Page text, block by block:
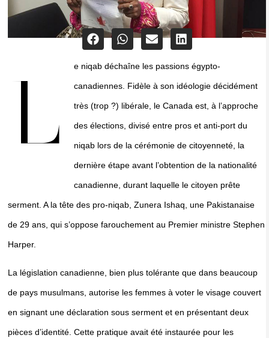
L e niqab déchaîne les passions égypto-
canadiennes. Fidèle à son idéologie décidément
très (trop ?) libérale, le Canada est, à l’approche
des élections, divisé entre pros et anti-port du
niqab lors de la cérémonie de citoyenneté, la
dernière étape avant l’obtention de la nationalité
canadienne, durant laquelle le citoyen prête
serment. A la tête des pro-niqab, Zunera Ishaq, une Pakistanaise
de 29 ans, qui s’oppose farouchement au Premier ministre Stephen
Harper.
La législation canadienne, bien plus tolérante que dans beaucoup
de pays musulmans, autorise les femmes à voter le visage couvert
en signant une déclaration sous serment et en présentant deux
pièces d’identité. Cette pratique avait été instaurée pour les